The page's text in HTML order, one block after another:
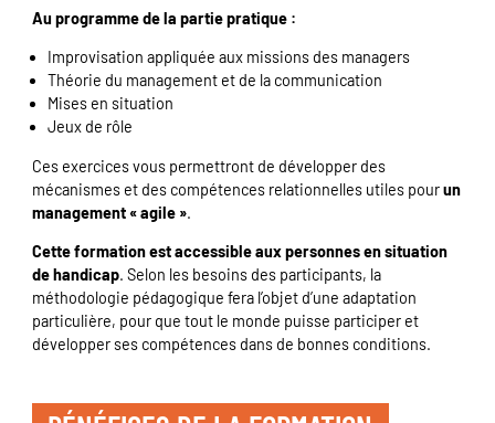
Au programme de la partie pratique :
Improvisation appliquée aux missions des managers
Théorie du management et de la communication
Mises en situation
Jeux de rôle
Ces exercices vous permettront de développer des
mécanismes et des compétences relationnelles utiles pourun
management « agile ».
Cette formation est accessible aux personnes en situation
de handicap. Selon les besoins des participants, la
méthodologie pédagogique fera l’objet d’une adaptation
particulière, pour que tout le monde puisse participer et
développer ses compétences dans de bonnes conditions.